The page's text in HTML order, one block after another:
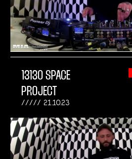
13130 SPACE
PROJECT
21.10.23